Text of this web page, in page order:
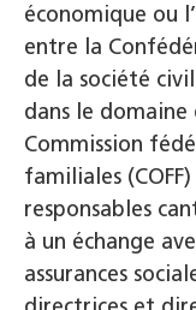
économique ou
entre la
de la société
dans le
Commission
familiales
responsables
à un échange
assurances